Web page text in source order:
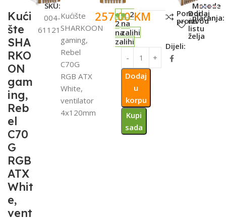
Kući
šte
SHA
RKO
ON
gam
ing,
Reb
el
C70
G
RGB
ATX
Whit
e,
vent
SKU:
004-
61121
Kućište
SHARKOON
gaming,
Rebel
C70G
RGB ATX
White,
ventilator
4x120mm
257,00KM
2
na
zalihi
2
na
zalihi
Dodaj
u
korpu
Kupi
sada
Poredi
proizvod
Dodaj
na
listu
želja
Dijeli:
Metode
plaćanja: